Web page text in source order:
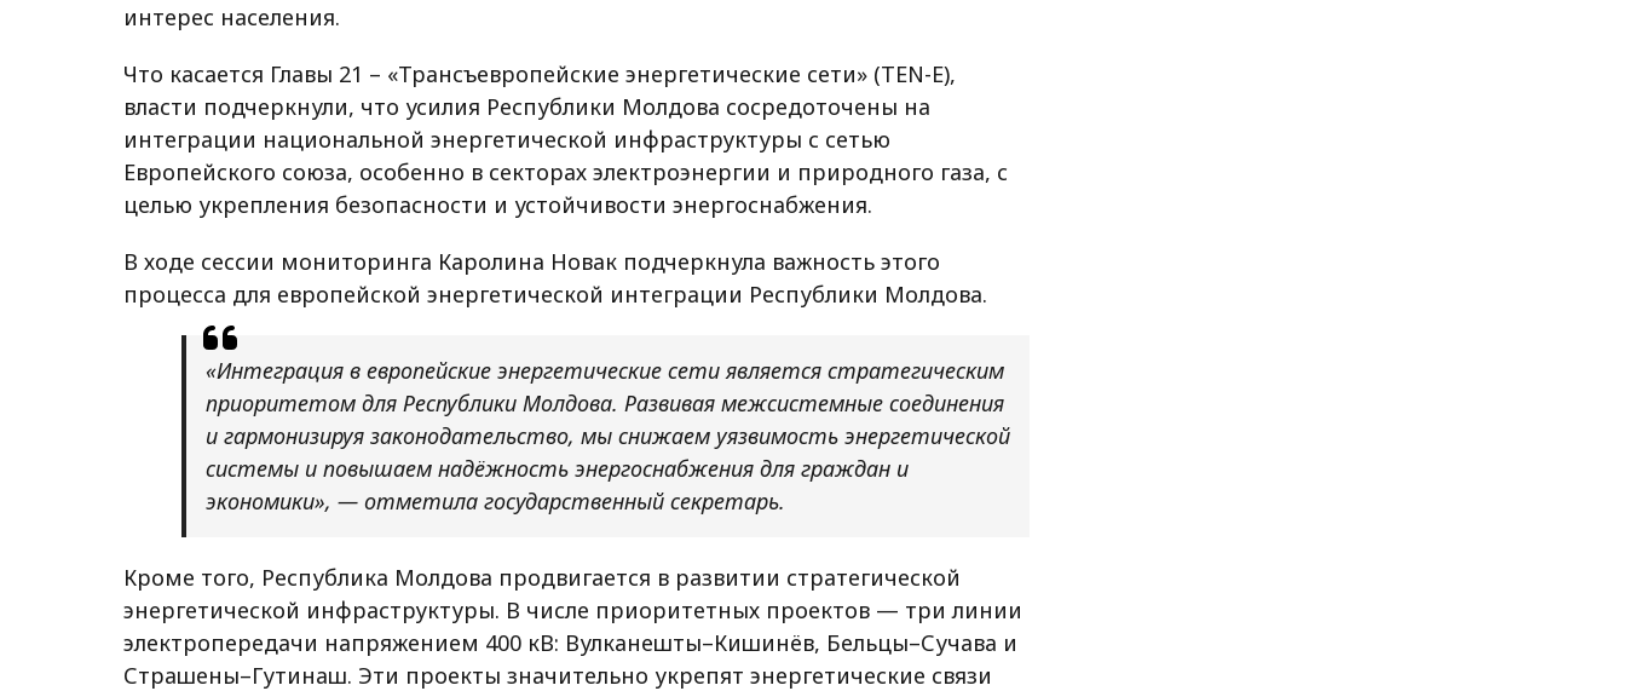
интерес населения.
Что касается Главы 21 – «Трансъевропейские энергетические сети» (TEN-E),
власти подчеркнули, что усилия Республики Молдова сосредоточены на
интеграции национальной энергетической инфраструктуры с сетью
Европейского союза, особенно в секторах электроэнергии и природного газа, с
целью укрепления безопасности и устойчивости энергоснабжения.
В ходе сессии мониторинга Каролина Новак подчеркнула важность этого
процесса для европейской энергетической интеграции Республики Молдова.
«Интеграция в европейские энергетические сети является стратегическим
приоритетом для Республики Молдова. Развивая межсистемные соединения
и гармонизируя законодательство, мы снижаем уязвимость энергетической
системы и повышаем надёжность энергоснабжения для граждан и
экономики», — отметила государственный секретарь.
Кроме того, Республика Молдова продвигается в развитии стратегической
энергетической инфраструктуры. В числе приоритетных проектов — три линии
электропередачи напряжением 400 кВ: Вулканешты–Кишинёв, Бельцы–Сучава и
Страшены–Гутинаш. Эти проекты значительно укрепят энергетические связи